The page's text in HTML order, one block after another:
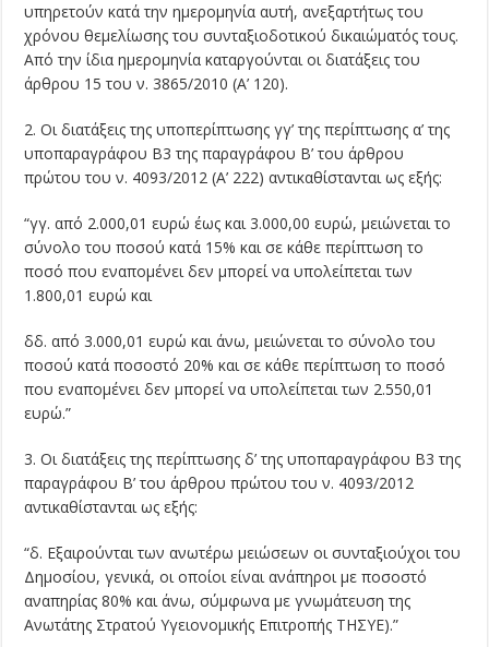
υπηρετούν κατά την ημερομηνία αυτή, ανεξαρτήτως του
χρόνου θεμελίωσης του συνταξιοδοτικού δικαιώματός τους.
Από την ίδια ημερομηνία καταργούνται οι διατάξεις του
άρθρου 15 του ν. 3865/2010 (Α’ 120).
2. Οι διατάξεις της υποπερίπτωσης γγ’ της περίπτωσης α’ της
υποπαραγράφου Β3 της παραγράφου Β’ του άρθρου
πρώτου του ν. 4093/2012 (Α’ 222) αντικαθίστανται ως εξής:
“γγ. από 2.000,01 ευρώ έως και 3.000,00 ευρώ, μειώνεται το
σύνολο του ποσού κατά 15% και σε κάθε περίπτωση το
ποσό που εναπομένει δεν μπορεί να υπολείπεται των
1.800,01 ευρώ και
δδ. από 3.000,01 ευρώ και άνω, μειώνεται το σύνολο του
ποσού κατά ποσοστό 20% και σε κάθε περίπτωση το ποσό
που εναπομένει δεν μπορεί να υπολείπεται των 2.550,01
ευρώ.”
3. Οι διατάξεις της περίπτωσης δ’ της υποπαραγράφου Β3 της
παραγράφου Β’ του άρθρου πρώτου του ν. 4093/2012
αντικαθίστανται ως εξής:
“δ. Εξαιρούνται των ανωτέρω μειώσεων οι συνταξιούχοι του
Δημοσίου, γενικά, οι οποίοι είναι ανάπηροι με ποσοστό
αναπηρίας 80% και άνω, σύμφωνα με γνωμάτευση της
Ανωτάτης Στρατού Υγειονομικής Επιτροπής ΤΗΣΥΕ).”